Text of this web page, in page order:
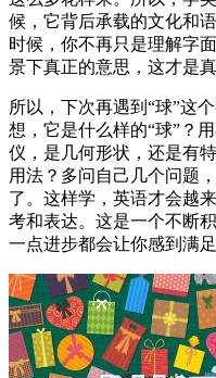
候，它背后承载的文化和
时候，你不再只是理解字
景下真正的意思，这才是
所以，下次再遇到“球”这
想，它是什么样的“球”？
仪，是几何形状，还是有
用法？多问自己几个问题
了。这样学，英语才会越
考和表达。这是一个不断
一点进步都会让你感到满足